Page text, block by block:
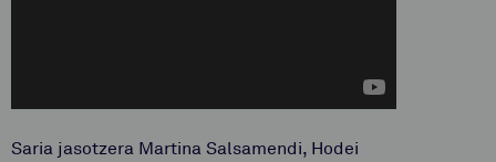
Saria jasotzera Martina Salsamendi, Hodei